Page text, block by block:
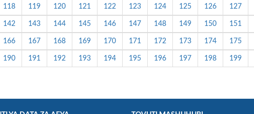
118 119 120 121 122 123 124 125 126 127
142 143 144 145 146 147 148 149 150 151
166 167 168 169 170 171 172 173 174 175
190 191 192 193 194 195 196 197 198 199